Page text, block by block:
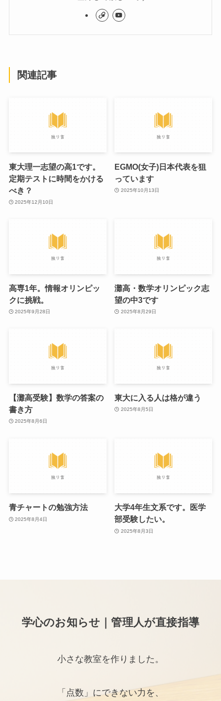
関連記事
東大理一志望の高1です。
定期テストに時間をかける
べき？
2025年12月10日
EGMO(女子)日本代表を狙
っています
2025年10月13日
高専1年。情報オリンピッ
クに挑戦。
2025年9月28日
灘高・数学オリンピック志
望の中3です
2025年8月29日
【灘高受験】数学の答案の
書き方
2025年8月6日
東大に入る人は格が違う
2025年8月5日
青チャートの勉強方法
2025年8月4日
大学4年生文系です。医学
部受験したい。
2025年8月3日
学心のお知らせ｜管理人が直接指導
小さな教室を作りました。
「点数」にできない力を、